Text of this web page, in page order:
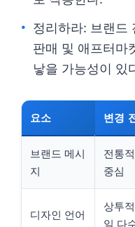
정리하라: 브랜드
판매 및 애프터마
낳을 가능성이 있
요소 변경
브랜드 메시
지
전통
중심
디자인 언어
상투
일 다